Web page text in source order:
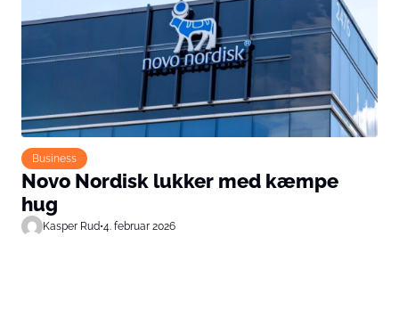
Business
Novo Nordisk lukker med kæmpe
hug
Kasper Rud•4. februar 2026